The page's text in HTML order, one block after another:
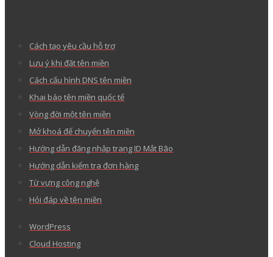
Cách tạo yêu cầu hỗ trợ
Lưu ý khi đặt tên miền
Cách cấu hình DNS tên miền
Khai báo tên miền quốc tế
Vòng đời một tên miền
Mở khoá để chuyển tên miền
Hướng dẫn đăng nhập trang ID Mắt Bão
Hướng dẫn kiểm tra đơn hàng
Từ vựng công nghệ
Hỏi đáp về tên miền
WordPress
Cloud Hosting